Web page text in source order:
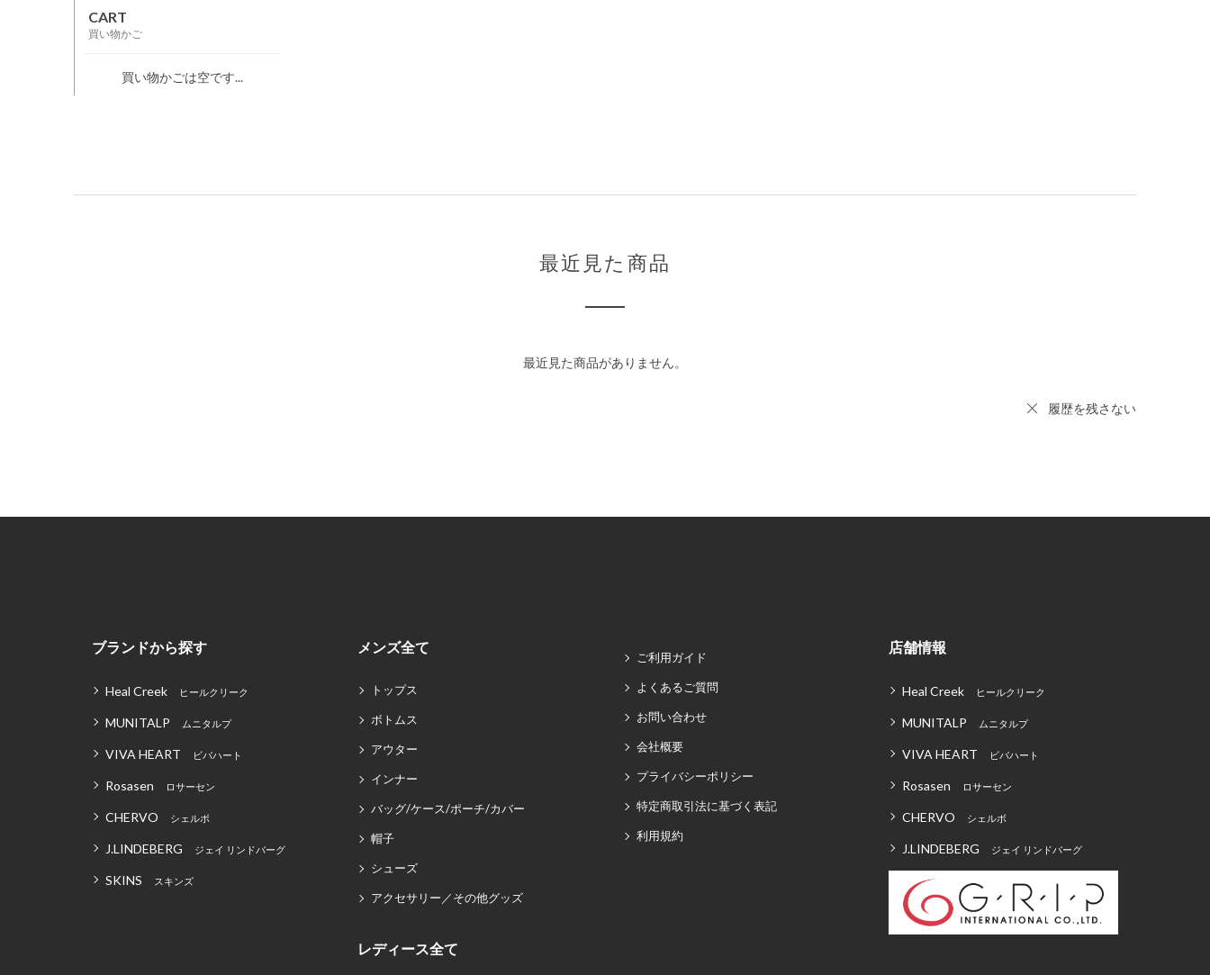
CART
買い物かご
買い物かごは空です...
最近見た商品
最近見た商品がありません。
履歴を残さない
ブランドから探す
Heal Creek ヒールクリーク
MUNITALP ムニタルプ
VIVA HEART ビバハート
Rosasen ロサーセン
CHERVO シェルボ
J.LINDEBERG ジェイ リンドバーグ
SKINS スキンズ
メンズ全て
トップス
ボトムス
アウター
インナー
バッグ/ケース/ポーチ/カバー
帽子
シューズ
アクセサリー／その他グッズ
レディース全て
ご利用ガイド
よくあるご質問
お問い合わせ
会社概要
プライバシーポリシー
特定商取引法に基づく表記
利用規約
店舗情報
Heal Creek ヒールクリーク
MUNITALP ムニタルプ
VIVA HEART ビバハート
Rosasen ロサーセン
CHERVO シェルボ
J.LINDEBERG ジェイ リンドバーグ